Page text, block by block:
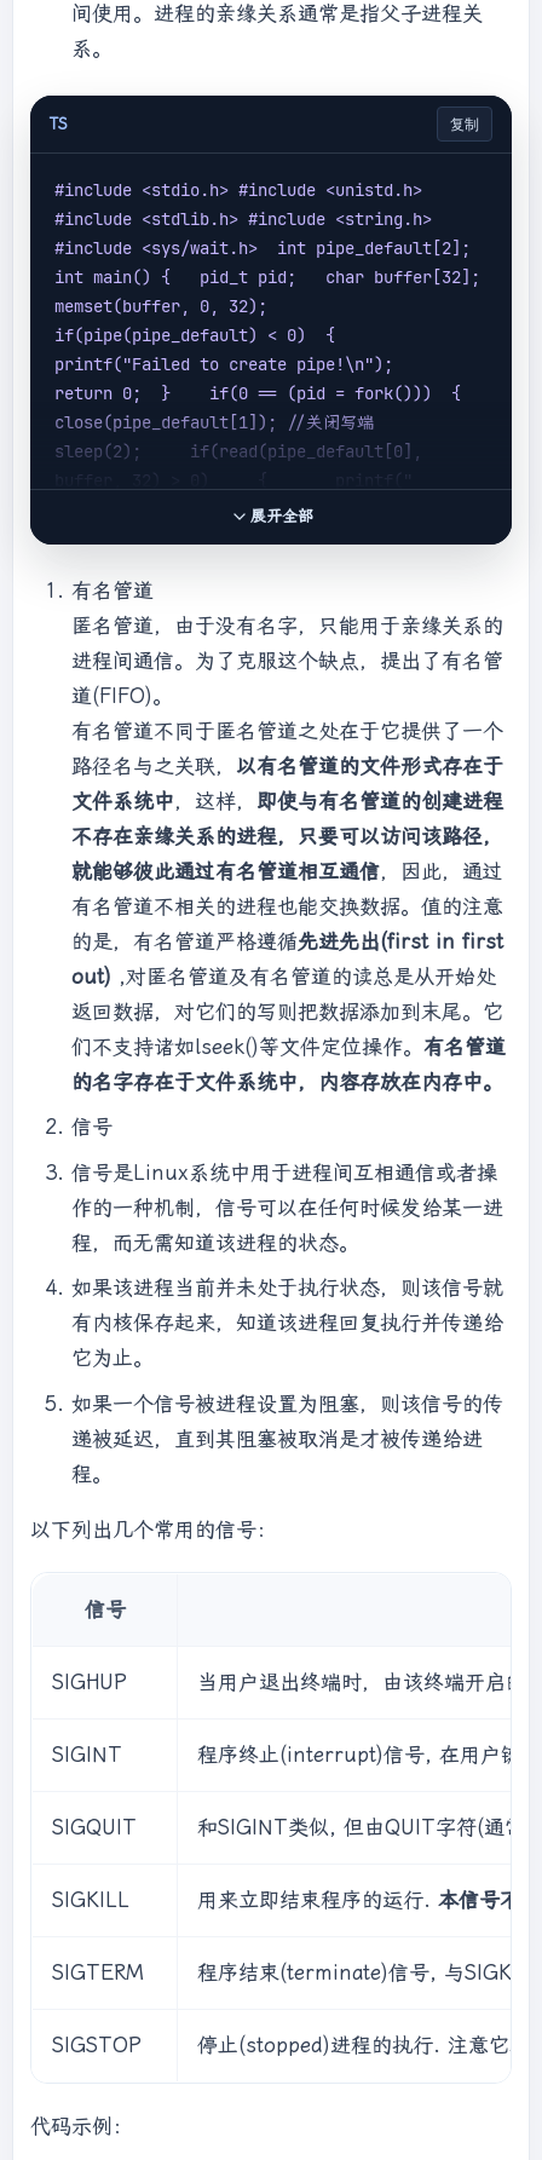
间使用。进程的亲缘关系通常是指父子进程关
系。
TS 复制
#include <stdio.h> #include <unistd.h>
#include <stdlib.h> #include <string.h>
#include <sys/wait.h>
  int pipe_default[2];
int main() {   pid_t pid;   char buffer[32];
memset(buffer, 0, 32);
if(pipe(pipe_default) < 0)  {
printf("Failed to create pipe!\n");
return 0;  }    if(0 == (pid = fork()))  {
close(pipe_default[1]); //关闭写端
sleep(2);     if(read(pipe_default[0],
buffer, 32) >
0)     {       printf( "
[Client] Receive data from server: %s \n"
闭读端     char msg[32]=
if(-1 != write(pipe_default[1], msg,
strlen(msg)))     {       printf(
"[Server]
Send data to client: %s \n"
close(pipe_default[1]);     waitpid(pid,
NULL, 0);  }   return 1; }
展开全部
有名管道
匿名管道，由于没有名字，只能用于亲缘关系的
进程间通信。为了克服这个缺点，提出了有名管
道(FIFO)。
有名管道不同于匿名管道之处在于它提供了一个
路径名与之关联， 以有名管道的文件形式存在于
文件系统中，这样， 即使与有名管道的创建进程
不存在亲缘关系的进程，只要可以访问该路径，
就能够彼此通过有名管道相互通信，因此，通过
有名管道不相关的进程也能交换数据。值的注意
的是，有名管道严格遵循先进先出(first in first
out) ,对匿名管道及有名管道的读总是从开始处
返回数据，对它们的写则把数据添加到末尾。它
们不支持诸如lseek()等文件定位操作。 有名管道
的名字存在于文件系统中，内容存放在内存中。
信号
信号是Linux系统中用于进程间互相通信或者操
作的一种机制，信号可以在任何时候发给某一进
程，而无需知道该进程的状态。
如果该进程当前并未处于执行状态，则该信号就
有内核保存起来，知道该进程回复执行并传递给
它为止。
如果一个信号被进程设置为阻塞，则该信号的传
递被延迟，直到其阻塞被取消是才被传递给进
程。
以下列出几个常用的信号：
信号
SIGHUP 当用户退出终端时，由该终端开启的
SIGINT 程序终止(interrupt)信号, 在用户键
SIGQUIT 和SIGINT类似, 但由QUIT字符(通常
SIGKILL 用来立即结束程序的运行. 本信号不
SIGTERM 程序结束(terminate)信号, 与
SIGSTOP 停止(stopped)进程的执行. 注意它
代码示例：